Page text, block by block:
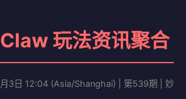
玩法资讯聚合
3日 12:04 (Asia/Shanghai) | 第539期 | 妙